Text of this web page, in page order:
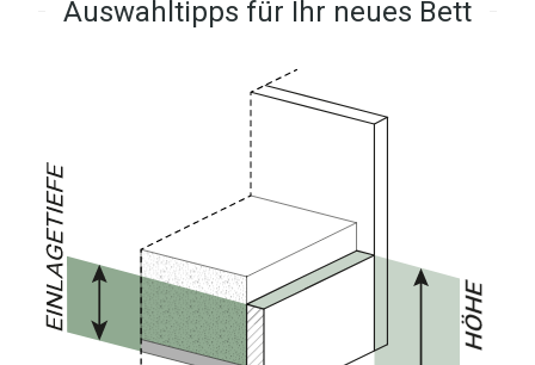
Auswahltipps für Ihr neues Bett